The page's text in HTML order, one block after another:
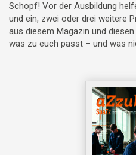
Schopf! Vor der Ausbildung
und ein, zwei oder drei weitere
aus diesem Magazin und
was zu euch passt – und was